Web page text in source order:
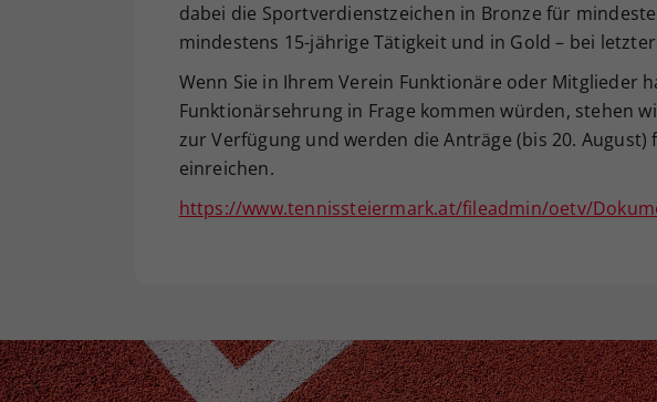
dabei die Sportverdienstzeichen in Bronze für
mindestens 15-jährige Tätigkeit und in Gold – bei
Wenn Sie in Ihrem Verein Funktionäre oder Mitglieder
Funktionärsehrung in Frage kommen würden, stehen
zur Verfügung und werden die Anträge (bis 20.
einreichen.
https://www.tennissteiermark.at/fileadmin/oetv/